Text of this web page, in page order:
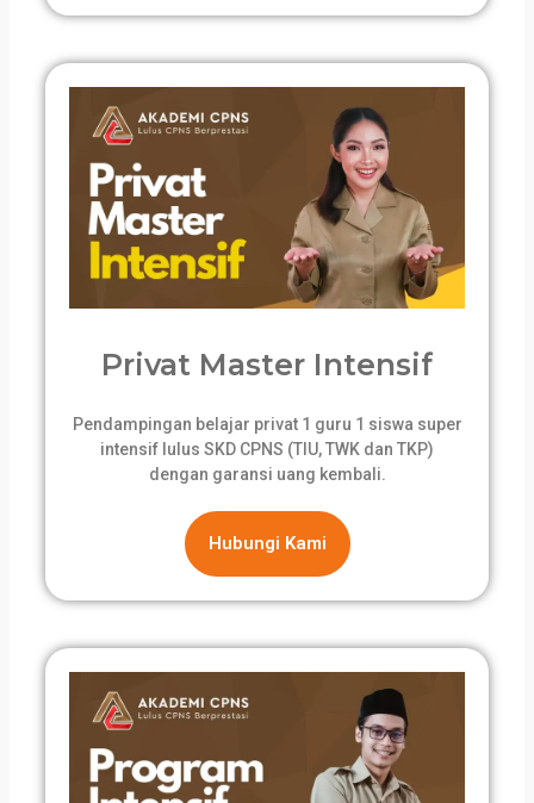
Privat Master Intensif
Pendampingan belajar privat 1 guru 1 siswa super
intensif lulus SKD CPNS (TIU, TWK dan TKP)
dengan garansi uang kembali.
Hubungi Kami